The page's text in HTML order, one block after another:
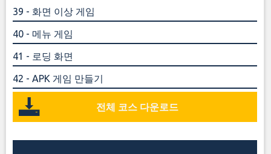
39 - 화면 이상 게임
40 - 메뉴 게임
41 - 로딩 화면
42 - APK 게임 만들기
전체 코스 다운로드